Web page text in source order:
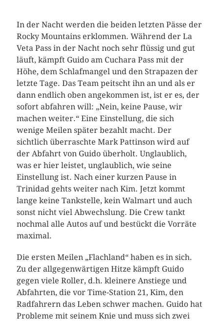
In der Nacht werden die beiden letzten Pässe der
Rocky Mountains erklommen. Während der La
Veta Pass in der Nacht noch sehr flüssig und gut
läuft, kämpft Guido am Cuchara Pass mit der
Höhe, dem Schlafmangel und den Strapazen der
letzte Tage. Das Team peitscht ihn an und als er
dann endlich oben angekommen ist, ist er es, der
sofort abfahren will: „Nein, keine Pause, wir
machen weiter.“ Eine Einstellung, die sich
wenige Meilen später bezahlt macht. Der
sichtlich überraschte Mark Pattinson wird auf
der Abfahrt von Guido überholt. Unglaublich,
was er hier leistet, unglaublich, wie seine
Einstellung ist. Nach einer kurzen Pause in
Trinidad gehts weiter nach Kim. Jetzt kommt
lange keine Tankstelle, kein Walmart und auch
sonst nicht viel Abwechslung. Die Crew tankt
nochmal alle Autos auf und bestückt die Vorräte
maximal.
Die ersten Meilen „Flachland“ haben es in sich.
Zu der allgegenwärtigen Hitze kämpft Guido
gegen viele Roller, d.h. kleinere Anstiege und
Abfahrten, die vor Time-Station 21, Kim, den
Radfahrern das Leben schwer machen. Guido hat
Probleme mit seinem Knie und muss sich zwei